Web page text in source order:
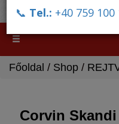
Toggle
Főoldal / Shop /
Corvin Skandi
📞 Tel.: +40 759 100